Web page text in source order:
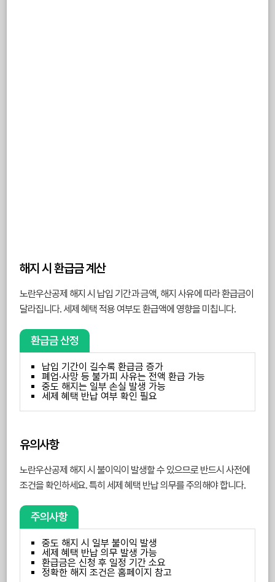
해지 시 환급금 계산
노란우산공제 해지 시 납입 기간과 금액, 해지 사유에 따라 환급금이
달라집니다. 세제 혜택 적용 여부도 환급액에 영향을 미칩니다.
환급금 산정
납입 기간이 길수록 환급금 증가
폐업·사망 등 불가피 사유는 전액 환급 가능
중도 해지는 일부 손실 발생 가능
세제 혜택 반납 여부 확인 필요
유의사항
노란우산공제 해지 시 불이익이 발생할 수 있으므로 반드시 사전에
조건을 확인하세요. 특히 세제 혜택 반납 의무를 주의해야 합니다.
주의사항
중도 해지 시 일부 불이익 발생
세제 혜택 반납 의무 발생 가능
환급금은 신청 후 일정 기간 소요
정확한 해지 조건은 홈페이지 참고